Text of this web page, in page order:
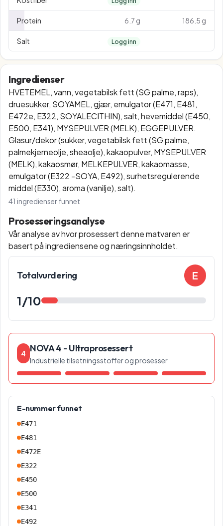
Protein 6.7 g 186.5 g
Salt Logg inn
Ingredienser
HVETEMEL, vann, vegetabilsk fett (SG palme, raps),
druesukker, SOYAMEL, gjær, emulgator (E471, E481,
E472e, E322, SOYALECITHIN), salt, hevemiddel (E450,
E500, E341), MYSEPULVER (MELK), EGGEPULVER.
Glasur/dekor (sukker, vegetabilsk fett (SG palme,
palmekjerneolje, sheaolje), kakaopulver, MYSEPULVER
(MELK), kakaosmør, MELKEPULVER, kakaomasse,
emulgator (E322 -SOYA, E492), surhetsregulerende
middel (E330), aroma (vanilje), salt).
41 ingredienser funnet
Prosesseringsanalyse
Vår analyse av hvor prosessert denne matvaren er
basert på ingrediensene og næringsinnholdet.
Totalvurdering E
1/10
4 NOVA 4 - Ultraprosessert
Industrielle tilsetningsstoffer og prosesser
E-nummer funnet
E471
E481
E472E
E322
E450
E500
E341
E492